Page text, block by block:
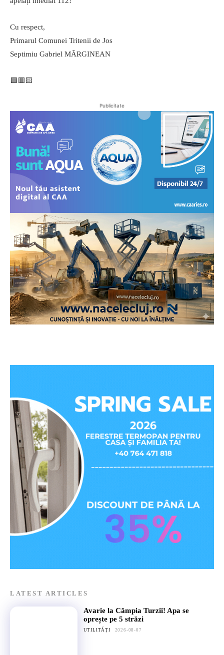
Cu respect,
Primarul Comunei Tritenii de Jos
Septimiu Gabriel MĂRGINEAN
🟩🟥🟨
Publicitate
LATEST ARTICLES
Avarie la Câmpia Turzii! Apa se
oprește pe 5 străzi
UTILITĂȚI 2026-08-07